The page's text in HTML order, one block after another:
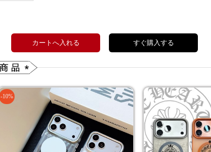
カートへ入れる すぐ購入する
-10%